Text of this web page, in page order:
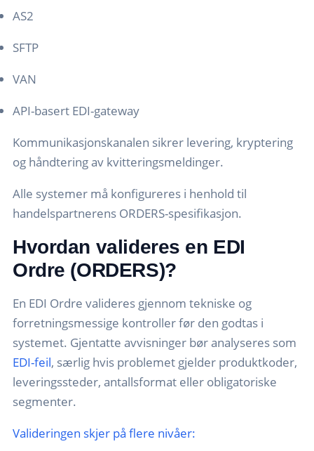
AS2
SFTP
VAN
API-basert EDI-gateway
Kommunikasjonskanalen sikrer levering, kryptering
og håndtering av kvitteringsmeldinger.
Alle systemer må konfigureres i henhold til
handelspartnerens ORDERS-spesifikasjon.
Hvordan valideres en EDI
Ordre (ORDERS)?
En EDI Ordre valideres gjennom tekniske og
forretningsmessige kontroller før den godtas i
systemet. Gjentatte avvisninger bør analyseres som
EDI-feil, særlig hvis problemet gjelder produktkoder,
leveringssteder, antallsformat eller obligatoriske
segmenter.
Valideringen skjer på flere nivåer: